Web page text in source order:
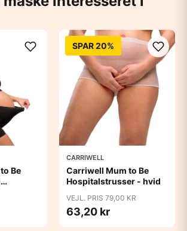
Be
SPAR 20%
CARRIWELL
Carriwell Mum to Be
Hospitalstrusser - hvid
VEJL. PRIS 79,00 KR
63,20 kr